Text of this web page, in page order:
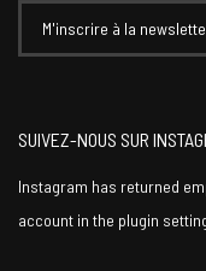
SUIVEZ-NOUS SUR
Instagram has returned
account in the plugin